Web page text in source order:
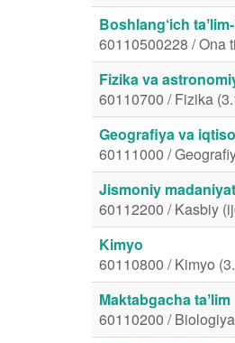
Boshlang‘ich
60110500228 / Ona
Fizika va
60110700 / Fizika
Geografiya va
60111000 /
Jismoniy madaniyat
60112200 / Kasbiy
Kimyo
60110800 / Kimyo
Maktabgacha taʼlim
60110200 /